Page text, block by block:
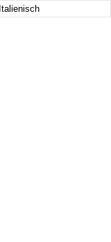
Italienisch